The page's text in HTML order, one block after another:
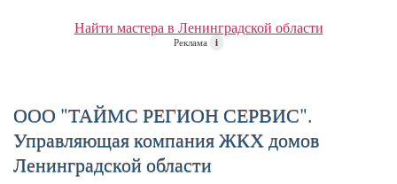
Найти мастера в Ленинградской области
Реклама i
ООО "ТАЙМС РЕГИОН СЕРВИС".
Управляющая компания ЖКХ домов
Ленинградской области